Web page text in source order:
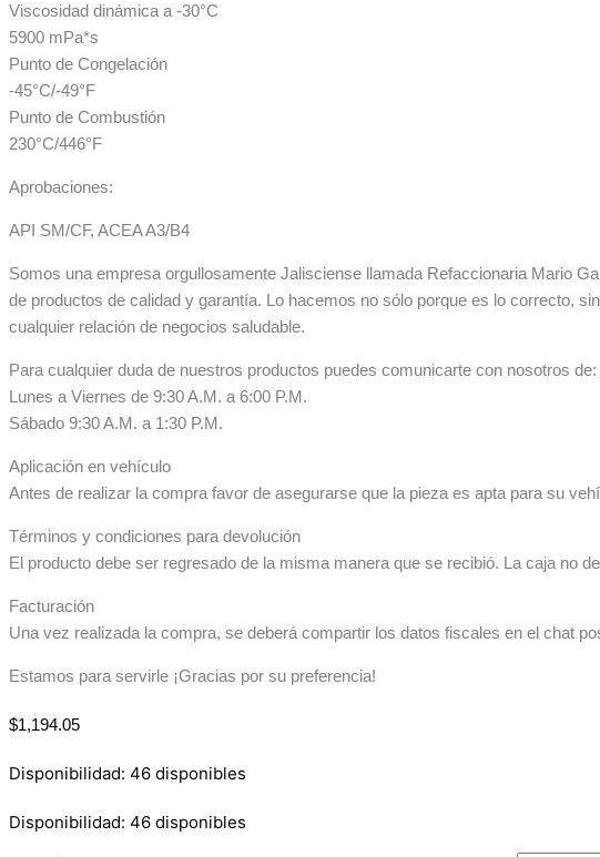
Viscosidad dinámica a -30°C
5900 mPa*s
Punto de Congelación
-45°C/-49°F
Punto de Combustión
230°C/446°F
Aprobaciones:
API SM/CF, ACEA A3/B4
Somos una empresa orgullosamente Jalisciense llamada Refaccionaria Mario
de productos de calidad y garantía. Lo hacemos no sólo porque es lo correcto,
cualquier relación de negocios saludable.
Para cualquier duda de nuestros productos puedes comunicarte con nosotros de:
Lunes a Viernes de 9:30 A.M. a 6:00 P.M.
Sábado 9:30 A.M. a 1:30 P.M.
Aplicación en vehículo
Antes de realizar la compra favor de asegurarse que la pieza es apta para su
Términos y condiciones para devolución
El producto debe ser regresado de la misma manera que se recibió. La caja no
Facturación
Una vez realizada la compra, se deberá compartir los datos fiscales en el chat
Estamos para servirle ¡Gracias por su preferencia!
$1,194.05
Disponibilidad: 46 disponibles
Disponibilidad: 46 disponibles